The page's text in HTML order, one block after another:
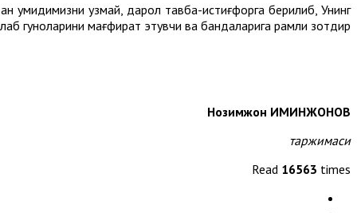
умидимизни узмай, дарҳол тавба-истиғфорга берилиб, Унинг
гуноҳларини мағфират этувчи ва бандаларига раҳмли зотдир.
Нозимжон ИМИНЖОНОВ
таржимаси
Read 16563 times